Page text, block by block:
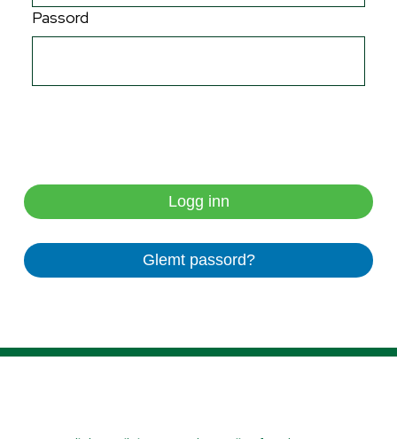
Passord
Logg inn
Glemt passord?